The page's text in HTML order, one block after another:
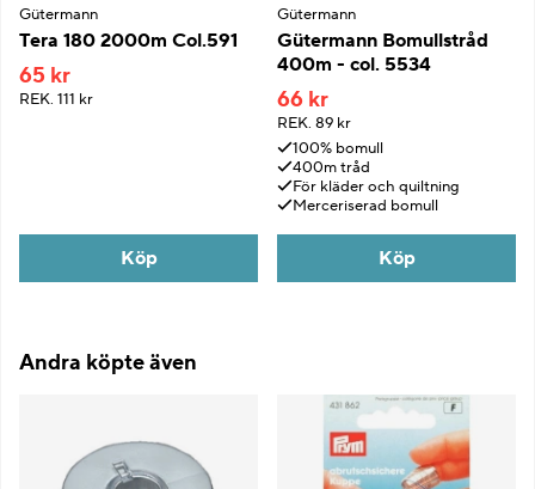
Gütermann
Tera 180 2000m Col.591
65 kr
REK. 111 kr
Köp
Gütermann
Gütermann Bomullstråd
400m - col. 5534
66 kr
REK. 89 kr
100% bomull
400m tråd
För kläder och quiltning
Merceriserad bomull
Köp
Andra köpte även